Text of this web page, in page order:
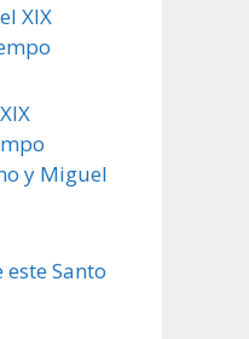
XIX
y Miguel
Santo